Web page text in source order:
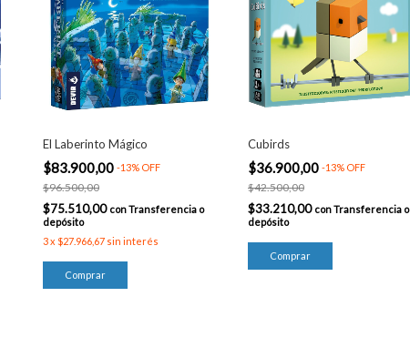
El Laberinto Mágico
$83.900,00 -13% OFF
$96.500,00
$75.510,00 conTransferencia o
depósito
3x $27.966,67 sin interés
Cubirds
$36.900,00 -13% OFF
$42.500,00
$33.210,00 conTransferencia o
depósito